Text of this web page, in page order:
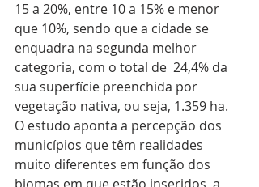
15 a 20%, entre 10 a 15% e menor
que 10%, sendo que a cidade se
enquadra na segunda melhor
categoria, com o total de  24,4% da
sua superfície preenchida por
vegetação nativa, ou seja, 1.359 ha.
O estudo aponta a percepção dos
municípios que têm realidades
muito diferentes em função dos